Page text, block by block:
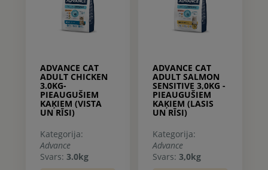
ADVANCE CAT
ADULT CHICKEN
3.0KG-
PIEAUGUŠIEM
KAĶIEM (VISTA
UN RĪSI)
Kategorija:
Advance
Svars: 3.0kg
ADVANCE CAT
ADULT SALMON
SENSITIVE 3,0KG -
PIEAUGUŠIEM
KAĶIEM (LASIS
UN RĪSI)
Kategorija:
Advance
Svars: 3,0kg